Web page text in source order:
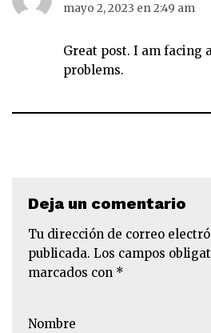
mayo 2, 2023 en 2:49 am
Great post. I am facing
problems.
Deja un comentario
Tu dirección de correo
publicada. Los campos
marcados con *
Nombre